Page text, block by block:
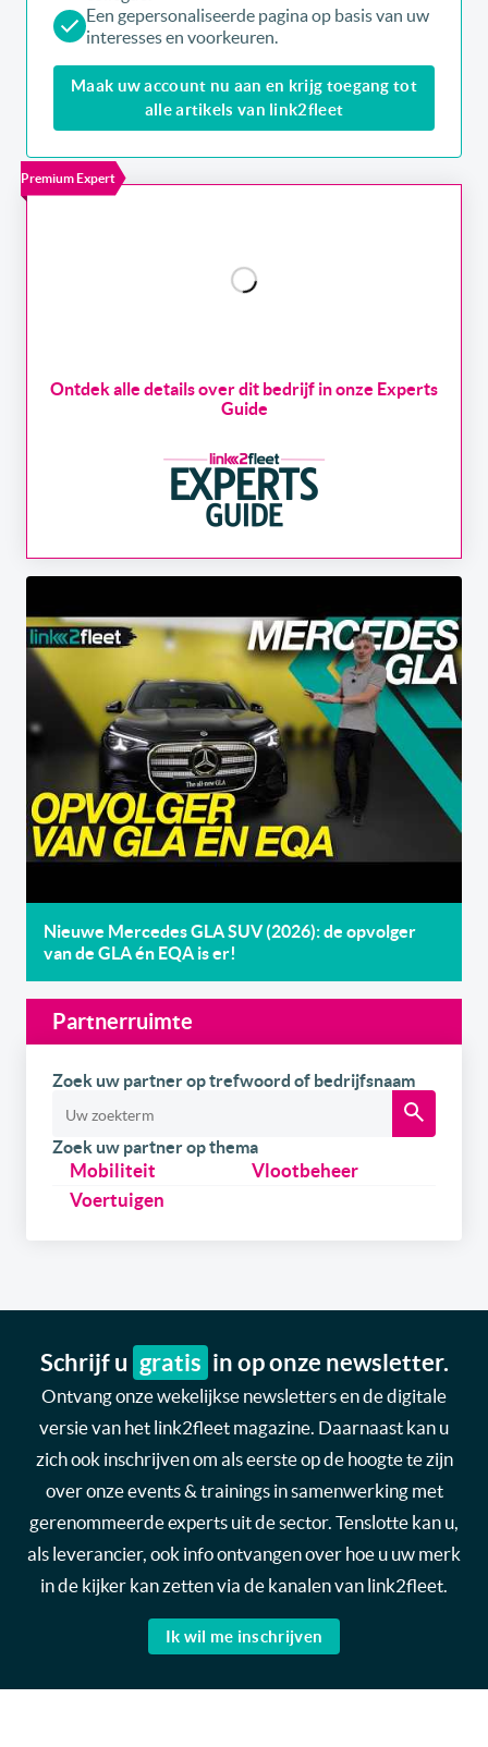
Een gepersonaliseerde pagina op basis van uw
interesses en voorkeuren.
Maak uw account nu aan en krijg toegang tot
alle artikels van link2fleet
Premium Expert
Ontdek alle details over dit bedrijf in onze Experts
Guide
Nieuwe Mercedes GLA SUV (2026): de opvolger
van de GLA én EQA is er!
Partnerruimte
Zoek uw partner op trefwoord of bedrijfsnaam
Zoek uw partner op thema
Mobiliteit
Vlootbeheer
Voertuigen
Schrijf u gratis in op onze newsletter.
Ontvang onze wekelijkse newsletters en de digitale
versie van het link2fleet magazine. Daarnaast kan u
zich ook inschrijven om als eerste op de hoogte te zijn
over onze events & trainings in samenwerking met
gerenommeerde experts uit de sector. Tenslotte kan u,
als leverancier, ook info ontvangen over hoe u uw merk
in de kijker kan zetten via de kanalen van link2fleet.
Ik wil me inschrijven